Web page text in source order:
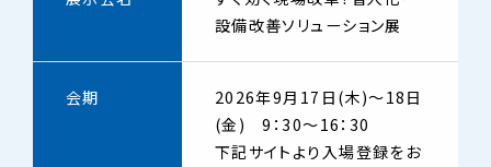
設備改善ソリューション展
会期
2026年9月17日(木)～18日
(金) 9：30～16：30
下記サイトより入場登録をお